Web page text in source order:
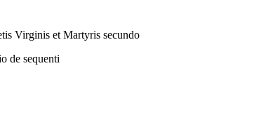
Virginis et Martyris secundo
de sequenti